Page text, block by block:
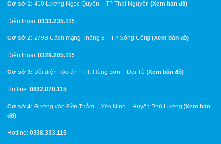
Cơ sở 1: 410 Lương Ngọc Quyến – TP Thái Nguyên (Xem bản đồ)
Điện thoại: 0333.235.115
Cơ sở 2: 279B Cách mạng Tháng 8 – TP Sông Công (Xem bản đồ)
Điện thoại: 0329.205.115
Cơ sở 3: Đối diện Tòa án – TT. Hùng Sơn – Đại Từ (Xem bản đồ)
Hotline: 0862.070.115
Cơ sở 4: Đường vào Đền Thắm – Yên Ninh – Huyện Phú Lương (Xem bản
đồ)
Hotline: 0338.333.115